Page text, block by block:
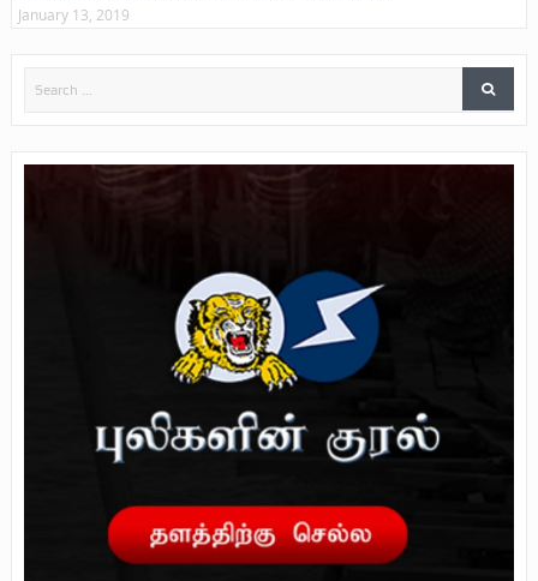
January 13, 2019